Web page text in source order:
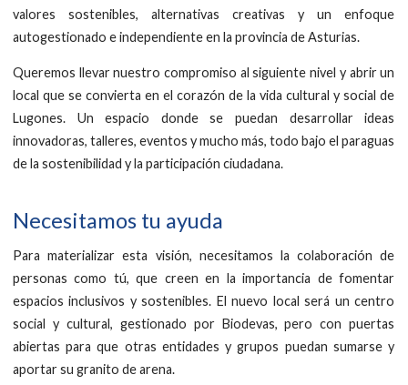
valores sostenibles, alternativas creativas y un enfoque
autogestionado e independiente en la provincia de Asturias.
Queremos llevar nuestro compromiso al siguiente nivel y abrir un
local que se convierta en el corazón de la vida cultural y social de
Lugones. Un espacio donde se puedan desarrollar ideas
innovadoras, talleres, eventos y mucho más, todo bajo el paraguas
de la sostenibilidad y la participación ciudadana.
Necesitamos tu ayuda
Para materializar esta visión, necesitamos la colaboración de
personas como tú, que creen en la importancia de fomentar
espacios inclusivos y sostenibles. El nuevo local será un centro
social y cultural, gestionado por Biodevas, pero con puertas
abiertas para que otras entidades y grupos puedan sumarse y
aportar su granito de arena.